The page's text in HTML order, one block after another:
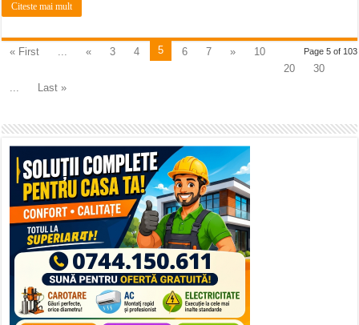
Citeste mai mult
Page 5 of 103
« First ... « 3 4 5 6 7 »
10
20
30
...
Last »